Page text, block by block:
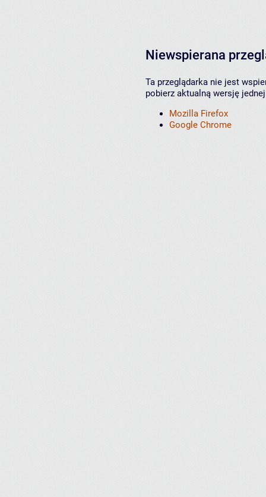
Niewspierana
Ta przeglądarka nie jest
pobierz aktualną wersję
Mozilla Firefox
Google Chrome